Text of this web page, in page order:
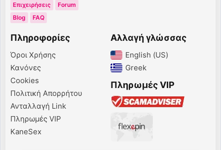
Επιχειρήσεις
Forum
Blog
FAQ
Πληροφορίες
Όροι Χρήσης
Κανόνες
Cookies
Πολιτική Απορρήτου
Ανταλλαγή Link
Πληρωμές VIP
KaneSex
Αλλαγή γλώσσας
English (US)‎
Greek‎
Πληρωμές VIP